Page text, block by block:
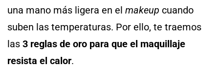
una mano más ligera en el makeup cuando
suben las temperaturas. Por ello, te traemos
las 3 reglas de oro para que el maquillaje
resista el calor.